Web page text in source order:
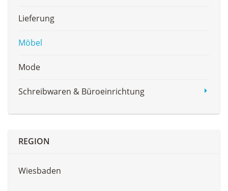
Lieferung
Möbel
Mode
Schreibwaren & Büroeinrichtung
REGION
Wiesbaden